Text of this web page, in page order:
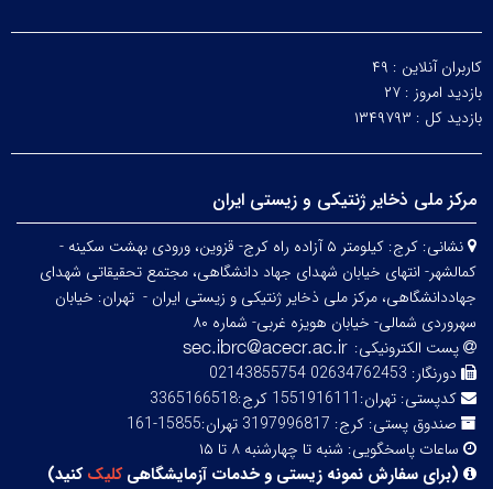
کاربران آنلاین : ۴۹
بازدید امروز : ۲۷
بازدید کل : ۱۳۴۹۷۹۳
مرکز ملی ذخایر ژنتیکی و زیستی ایران
نشانی:
کرج: کیلومتر ۵ آزاده راه کرج- قزوین، ورودی بهشت سکینه -
کمالشهر- انتهای خیابان شهدای جهاد دانشگاهی، مجتمع تحقیقاتی شهدای
جهاددانشگاهی، مرکز ملی ذخایر ژنتیکی و زیستی ایران - تهران: خیابان
سهروردی شمالی- خیابان هویزه غربی- شماره ۸۰
پست الکترونیکی:
دورنگار: 02634762453 02143855754
کدپستی: تهران:1551916111 کرج:3365166518
صندوق پستی: کرج: 3197996817 تهران:15855-161
ساعات پاسخگویی: شنبه تا چهارشنبه ۸ تا ۱۵
(برای سفارش نمونه زیستی و خدمات آزمایشگاهیکلیککنید)